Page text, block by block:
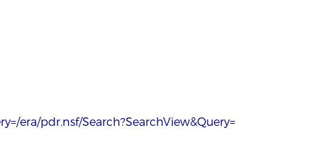
era/pdr.nsf/Search?SearchView&Query=